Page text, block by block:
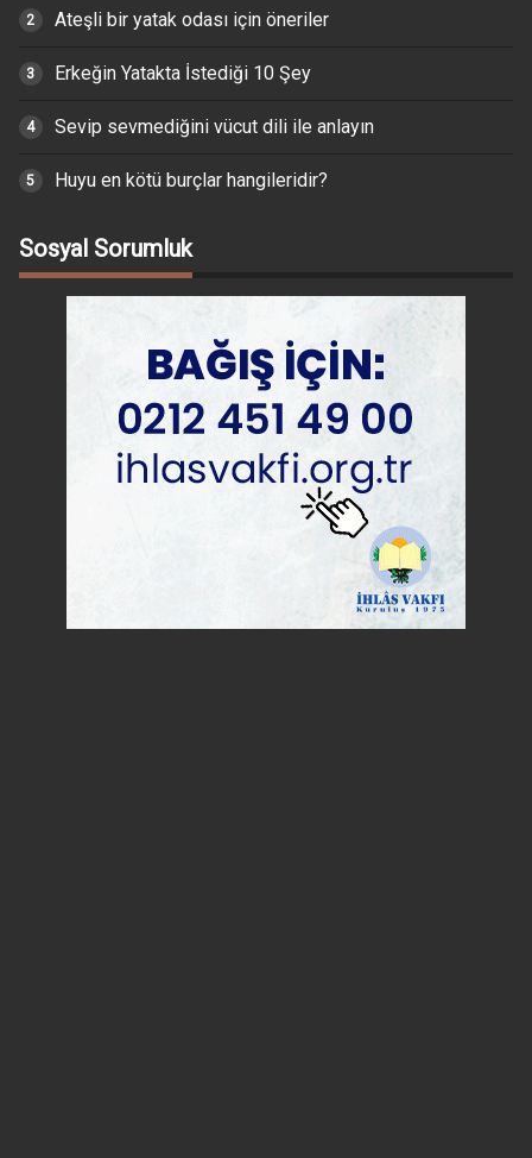
Ateşli bir yatak odası için öneriler
Erkeğin Yatakta İstediği 10 Şey
Sevip sevmediğini vücut dili ile anlayın
Huyu en kötü burçlar hangileridir?
Sosyal Sorumluk